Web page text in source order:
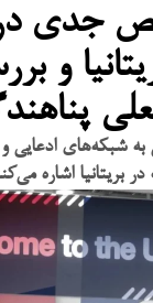
جدی
و
شبکه‌های ادعایی